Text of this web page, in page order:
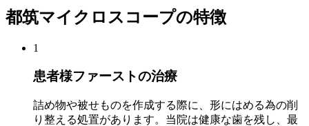
都筑マイクロスコープの特徴
1
患者様ファーストの治療
詰め物や被せものを作成する際に、形にはめる為の削
り整える処置があります。当院は健康な歯を残し、最